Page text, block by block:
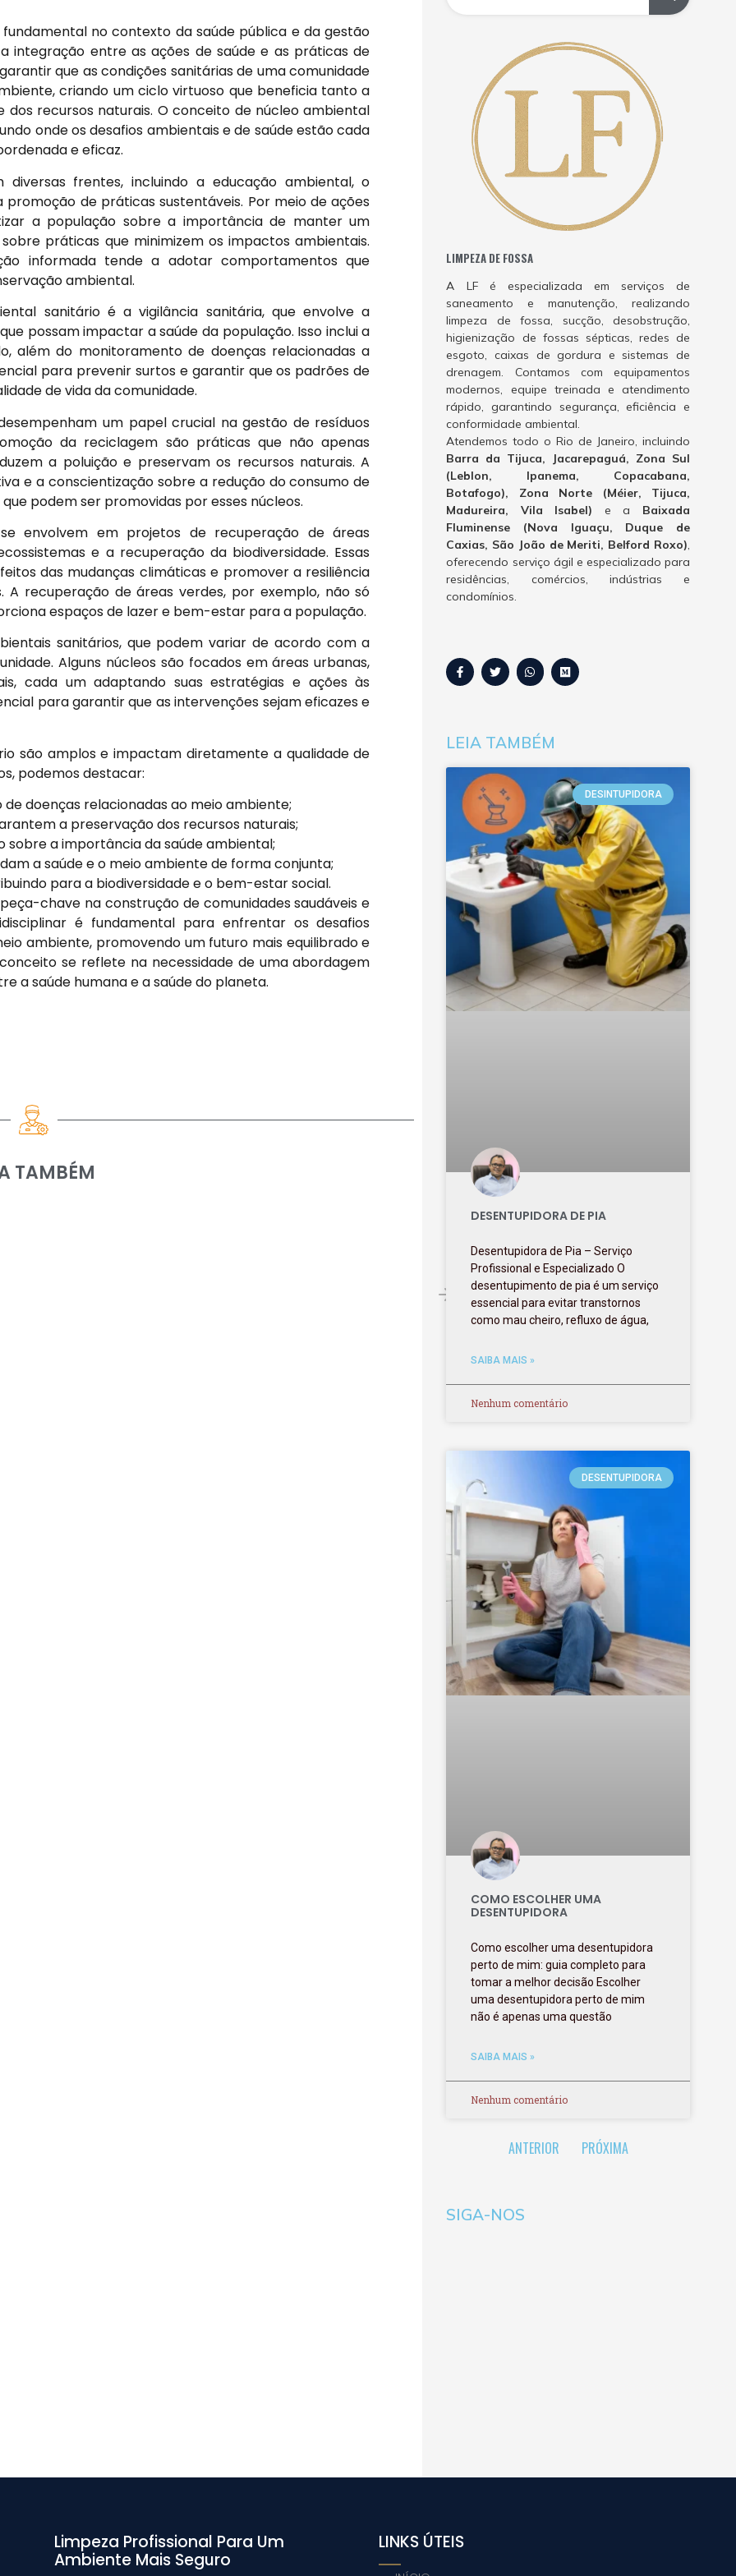
no contexto da saúde pública e da gestão
integração entre as ações de saúde e as práticas de
que as condições sanitárias de uma comunidade
criando um ciclo virtuoso que beneficia tanto a
recursos naturais. O conceito de núcleo ambiental
onde os desafios ambientais e de saúde estão cada
e eficaz.
frentes, incluindo a educação ambiental, o
de práticas sustentáveis. Por meio de ações
a população sobre a importância de manter um
práticas que minimizem os impactos ambientais.
informada tende a adotar comportamentos que
ambiental.
sanitário é a vigilância sanitária, que envolve a
possam impactar a saúde da população. Isso inclui a
além do monitoramento de doenças relacionadas a
para prevenir surtos e garantir que os padrões de
de vida da comunidade.
um papel crucial na gestão de resíduos
da reciclagem são práticas que não apenas
a poluição e preservam os recursos naturais. A
e a conscientização sobre a redução do consumo de
podem ser promovidas por esses núcleos.
envolvem em projetos de recuperação de áreas
e a recuperação da biodiversidade. Essas
das mudanças climáticas e promover a resiliência
recuperação de áreas verdes, por exemplo, não só
espaços de lazer e bem-estar para a população.
sanitários, que podem variar de acordo com a
Alguns núcleos são focados em áreas urbanas,
cada um adaptando suas estratégias e ações às
para garantir que as intervenções sejam eficazes e
são amplos e impactam diretamente a qualidade de
podemos destacar:
doenças relacionadas ao meio ambiente;
a preservação dos recursos naturais;
sobre a importância da saúde ambiental;
a saúde e o meio ambiente de forma conjunta;
para a biodiversidade e o bem-estar social.
chave na construção de comunidades saudáveis e
é fundamental para enfrentar os desafios
ambiente, promovendo um futuro mais equilibrado e
se reflete na necessidade de uma abordagem
a saúde humana e a saúde do planeta.
TAMBÉM
LIMPEZA DE FOSSA
A LF é especializada em serviços de
saneamento e manutenção, realizando
limpeza de fossa, sucção, desobstrução,
higienização de fossas sépticas, redes de
esgoto, caixas de gordura e sistemas de
drenagem. Contamos com equipamentos
modernos, equipe treinada e atendimento
rápido, garantindo segurança, eficiência e
conformidade ambiental.
Atendemos todo o Rio de Janeiro, incluindo
Barra da Tijuca, Jacarepaguá, Zona Sul
(Leblon, Ipanema, Copacabana,
Botafogo), Zona Norte (Méier, Tijuca,
Madureira, Vila Isabel) e a Baixada
Fluminense (Nova Iguaçu, Duque de
Caxias, São João de Meriti, Belford Roxo),
oferecendo serviço ágil e especializado para
residências, comércios, indústrias e
condomínios.
LEIA TAMBÉM
DESINTUPIDORA
DESENTUPIDORA DE PIA
Desentupidora de Pia – Serviço
Profissional e Especializado O
desentupimento de pia é um serviço
essencial para evitar transtornos
como mau cheiro, refluxo de água,
SAIBA MAIS »
Nenhum comentário
DESENTUPIDORA
COMO ESCOLHER UMA
DESENTUPIDORA
Como escolher uma desentupidora
perto de mim: guia completo para
tomar a melhor decisão Escolher
uma desentupidora perto de mim
não é apenas uma questão
SAIBA MAIS »
Nenhum comentário
ANTERIOR PRÓXIMA
SIGA-NOS
Limpeza Profissional Para Um
Ambiente Mais Seguro
LINKS ÚTEIS